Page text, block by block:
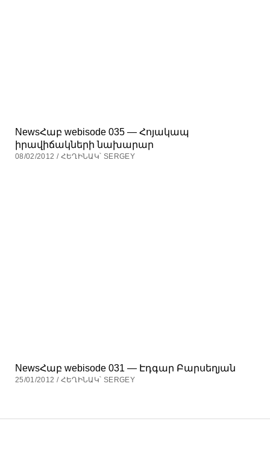
NewsՀաբ webisode 035 — Հոյակապ
իրավիճակների նախարար
08/02/2012 / ՀԵՂԻՆԱԿ՝ SERGEY
NewsՀաբ webisode 031 — Էդգար Բարսեղյան
25/01/2012 / ՀԵՂԻՆԱԿ՝ SERGEY